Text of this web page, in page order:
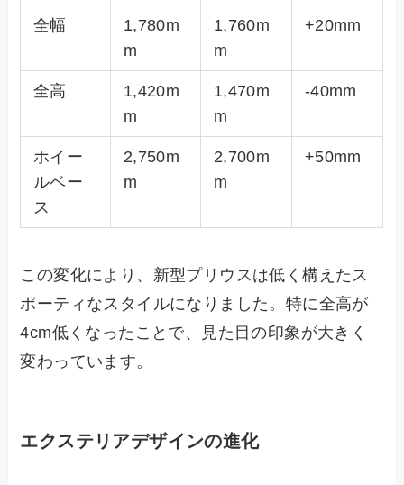
全幅
1,780m
m
1,760m
m
+20mm
全高
1,420m
m
1,470m
m
-40mm
ホイー
ルベー
ス
2,750m
m
2,700m
m
+50mm
この変化により、新型プリウスは低く構えたス
ポーティなスタイルになりました。特に全高が
4cm低くなったことで、見た目の印象が大きく
変わっています。
エクステリアデザインの進化